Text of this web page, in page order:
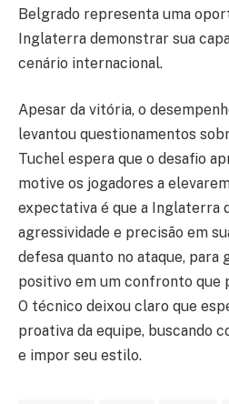
Belgrado representa uma
Inglaterra demonstrar sua
cenário internacional.
Apesar da vitória, o
levantou questionamentos
Tuchel espera que o desafio
motive os jogadores a
expectativa é que a Inglaterra
agressividade e precisão em
defesa quanto no ataque, para
positivo em um confronto que
O técnico deixou claro que
proativa da equipe, buscando
e impor seu estilo.